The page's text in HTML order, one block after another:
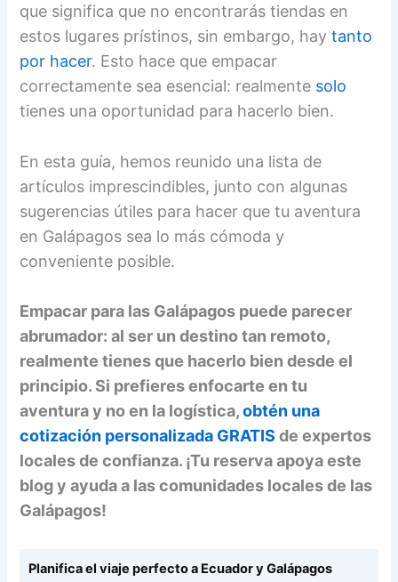
que significa que no encontrarás tiendas en
estos lugares prístinos, sin embargo, haytanto
por hacer. Esto hace que empacar
correctamente sea esencial: realmente solo
tienes una oportunidad para hacerlo bien.
En esta guía, hemos reunido una lista de
artículos imprescindibles, junto con algunas
sugerencias útiles para hacer que tu aventura
en Galápagos sea lo más cómoda y
conveniente posible.
Empacar para las Galápagos puede parecer
abrumador: al ser un destino tan remoto,
realmente tienes que hacerlo bien desde el
principio. Si prefieres enfocarte en tu
aventura y no en la logística,obtén una
cotización personalizada GRATIS de expertos
locales de confianza. ¡Tu reserva apoya este
blog y ayuda a las comunidades locales de las
Galápagos!
Planifica el viaje perfecto a Ecuador y Galápagos